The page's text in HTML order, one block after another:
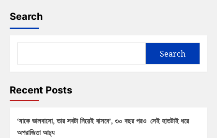
Search
Search
Recent Posts
‘যাকে ভালবাসো, তার সবটা নিয়েই বাসবে’, ৩০ বছর পরও সেই হাতটাই ধরে
অপরাজিতা আঢ্য